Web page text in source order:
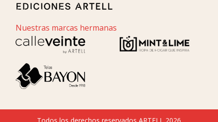
Nuestras marcas hermanas
Todos los derechos reservados ARTELL 2026